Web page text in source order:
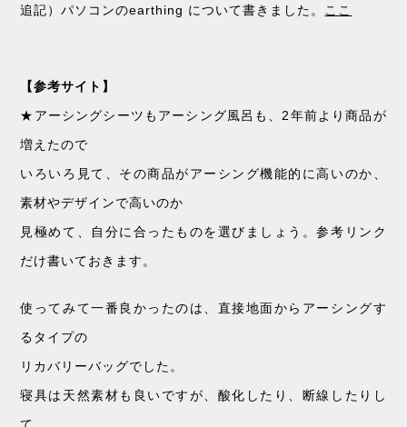
追記）パソコンのearthing について書きました。 ここ
【参考サイト】
★アーシングシーツもアーシング風呂も、2年前より商品が
増えたので
いろいろ見て、その商品がアーシング機能的に高いのか、
素材やデザインで高いのか
見極めて、自分に合ったものを選びましょう。参考リンク
だけ書いておきます。
使ってみて一番良かったのは、直接地面からアーシングす
るタイプの
リカバリーバッグでした。
寝具は天然素材も良いですが、酸化したり、断線したりし